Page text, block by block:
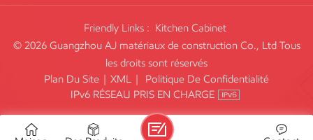
Friendly Links : Kitchen Cabinet
© 2026 Guangzhou AJ matériaux de construction Co., Ltd Tous
les droits sont réservés
Plan Du Site | XML |
Politique De Confidentialité
IPv6 RÉSEAU PRIS EN CHARGE